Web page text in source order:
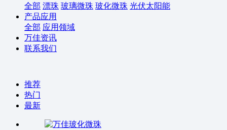
全部 漂珠 玻璃微珠 玻化微珠 光伏太阳能
产品应用
全部 应用领域
万佳资讯
联系我们
推荐
热门
最新